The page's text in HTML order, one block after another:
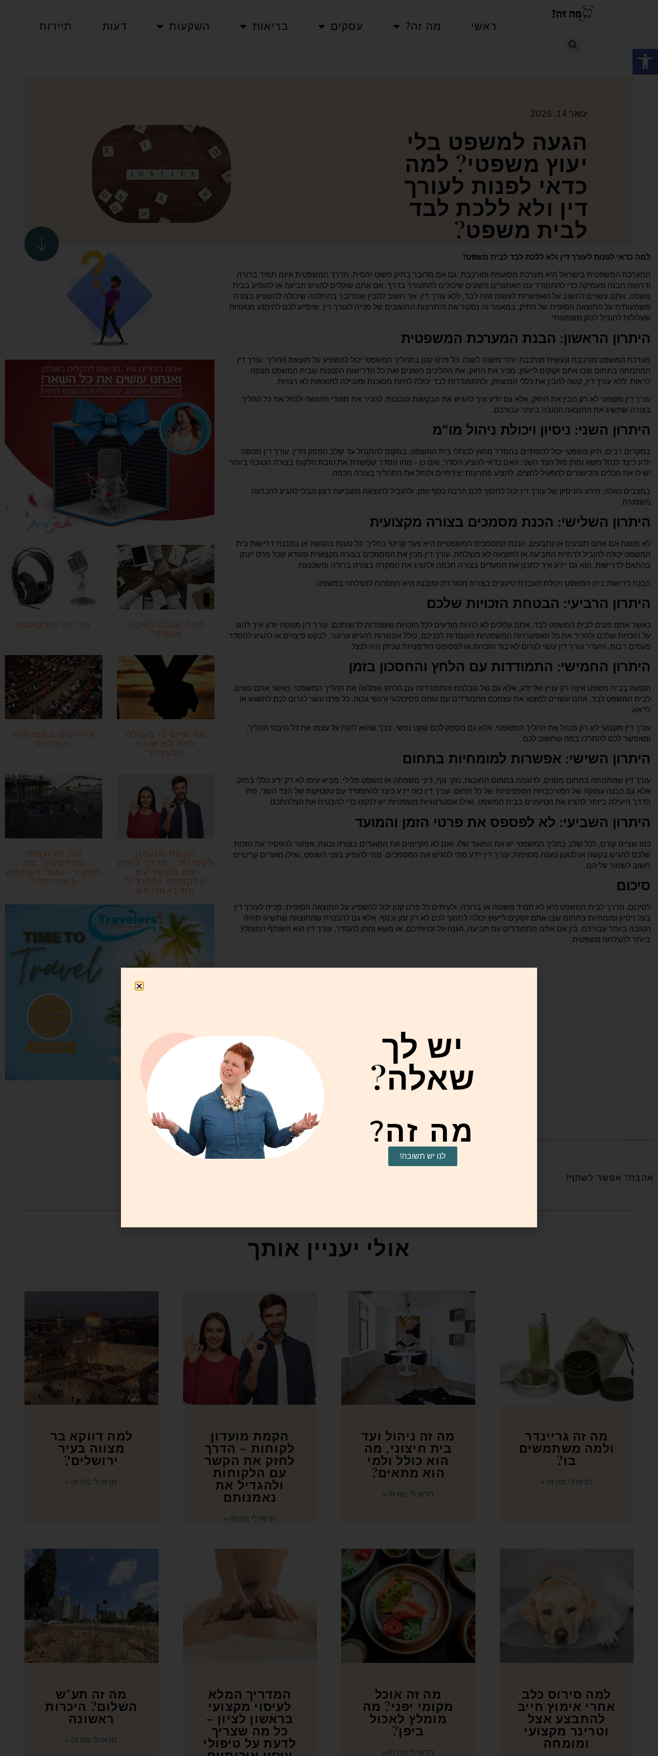
פתח סרגל נגישות
ראשי מה זה? עסקים בריאות השקעות דעות תיירות
ינואר 14, 2025
הגעה למשפט בלי
יעוץ משפטי? למה
כדאי לפנות לעורך
דין ולא ללכת לבד
לבית משפט?
למה כדאי לפנות לעורך דין ולא ללכת לבד לבית משפט?
המערכת המשפטית בישראל היא מערכת מסועפת ומורכבת. גם אם מדובר בתיק פשוט יחסית, הדרך המשפטית אינה תמיד ברורה
ודרושה הבנה מעמיקה כדי להתמודד עם האתגרים השונים שיכולים להתעורר בדרך. אם אתם שוקלים להגיש תביעה או להופיע בבית
משפט, אתם עשויים לחשוב על האפשרות לעשות זאת לבד, ללא עורך דין. אך חשוב להבין שמדובר בהחלטה שיכולה להשפיע בצורה
משמעותית על התוצאה הסופית של התיק. במאמר זה נסקור את היתרונות החשובים של פנייה לעורך דין, שיסייע לכם להימנע מטעויות
שעלולות להוביל לנזק משמעותי.
היתרון הראשון: הבנת המערכת המשפטית
מערכת המשפט מורכבת ונעשית מורכבת יותר משנה לשנה. כל פרט קטן בתהליך המשפטי יכול להשפיע על תוצאת ההליך. עורך דין
המתמחה בתחום שבו אתם זקוקים לייעוץ, מכיר את החוק, את ההליכים השונים ואת כל הדרישות הקטנות שבית המשפט מצפה
לראות. ללא עורך דין, קשה להבין את כללי המשחק, ולהתמודדות לבד יכולה להיות מסוכנת ומובילה לתוצאות לא רצויות.
עורך דין מקצועי לא רק מבין את החוק, אלא גם יודע איך להגיש את הבקשות הנכונות, להכיר את מועדי ההגשה ולנהל את כל ההליך
בצורה שתשיג את התוצאה הטובה ביותר עבורכם.
היתרון השני: ניסיון ויכולת ניהול מו"מ
במקרים רבים, תיק משפטי יכול להסתיים בהסדר מחוץ לכותלי בית המשפט, במקום להתנהל עד שלב הפסק הדין. עורך דין מנוסה
יודע כיצד לנהל משא ומתן מול הצד השני, האם כדאי להציע הסדר, ואם כן – מהו הסדר שמשרת את טובת הלקוח בצורה הטובה ביותר.
יש לו את הכלים והכישורים להפעיל לחצים, להציע פתרונות יצירתיים ולנהל את התהליך בצורה חכמה.
במצבים כאלה, הידע והניסיון של עורך דין יכול לחסוך לכם הרבה כסף וזמן, ולהוביל לתוצאה משביעת רצון מבלי להגיע להכרעה
משפטית.
היתרון השלישי: הכנת מסמכים בצורה מקצועית
לא משנה אם אתם תובעים או נתבעים, הכנת המסמכים המשפטיים היא צעד קריטי בהליך. כל טעות בהגשה או בהבנת דרישות בית
המשפט יכולה להוביל לדחיית התביעה או לתוצאה לא מוצלחת. עורך דין מכין את המסמכים בצורה מקצועית ומוודא שכל פרט יינתן
בהתאם לדרישות. הוא גם יידע איך לתכנן את הסעדים בצורה חכמה ולהציג את המקרה בצורה ברורה ומשכנעת.
הבנת דרישות בית המשפט ויכולת העברת טיעונים בצורה מסודרת ומובנת היא המפתח להצלחה במשפט.
היתרון הרביעי: הבטחת הזכויות שלכם
כאשר אתם פונים לבית המשפט לבד, אתם עלולים לא להיות מודעים לכל הזכויות שעומדות לרשותכם. עורך דין מנוסה יודע איך להגן
על הזכויות שלכם ולהכיר את כל האפשרויות המשפטיות העומדות לפניכם, כולל אפשרות להגיש ערעור, לבקש פיצויים או להגיע להסדר.
פעמים רבות, היעדר עורך דין עשוי לגרום לאיבוד הזכויות או לפספוס הזדמנויות שניתן היה לנצל.
היתרון החמישי: התמודדות עם הלחץ והחסכון בזמן
הופעה בבית משפט אינה רק עניין של ידע, אלא גם של סבלנות והתמודדות עם הלחץ שמלווה את ההליך המשפטי. כאשר אתם פונים
לבית המשפט לבד, אתם עשויים למצוא את עצמכם מתמודדים עם עומס פסיכולוגי ורגשי גבוה. כל פרט עשוי לגרום לכם לחשוש או
לדאוג.
עורך דין מקצועי לא רק מנהל את ההליך המשפטי, אלא גם מספק לכם שקט נפשי, בכך שהוא לוקח על עצמו את כל היבטי ההליך,
ומאפשר לכם להתרכז במה שחשוב לכם.
היתרון השישי: אפשרות למומחיות בתחום
עורך דין שמתמחה בתחום מסוים, לדוגמה בתחום החובות, נזקי גוף, דיני משפחה או משפט פלילי, מביא עימו לא רק ידע כללי בחוק,
אלא גם הבנה עמוקה של המורכבויות הספציפיות של כל תחום. עורך דין כזה יידע כיצד להתמודד עם טקטיקות של הצד השני, מהי
הדרך היעילה ביותר להציג את הטיעונים בבית המשפט, ואילו אסטרטגיות משפטיות יש לנקוט כדי להבטיח את הצלחתכם.
היתרון השביעי: לא לפספס את פרטי הזמן והמועד
כמו שציינו קודם, לכל שלב בהליך המשפטי יש את המועד שלו, ואם לא מקיימים את המועדים בצורה נכונה, אפשר להפסיד את הזכות
שלכם להגיש בקשה או לטעון טענה מסוימת. עורך דין יידע מתי להגיש את המסמכים, מתי להופיע בפני השופט, ואילו מועדים קריטיים
חשוב לשמור עליהם.
סיכום
לסיכום, הדרך לבית המשפט היא לא תמיד פשוטה או ברורה, ולעיתים כל פרט קטן יכול להשפיע על התוצאה הסופית. פנייה לעורך דין
בעל ניסיון ומומחיות בתחום שבו אתם זקוקים לייעוץ יכולה לחסוך לכם לא רק זמן וכסף, אלא גם להבטיח שהתוצאה שתשיגו תהיה
הטובה ביותר עבורכם. בין אם אתם מתמודדים עם תביעה, הגנה על זכויותיכם, או משא ומתן להסדר, עורך דין הוא השותף המומלץ
ביותר להצלחה משפטית.
כמה עולה לשכור
משרד?
מה זה פודקאסט
מה שיש לי בעולם
הזה לא שווה
בלעדייך
אירועים בעמותות
השונות
הקמת מועדון
לקוחות – הדרך לחזק
את הקשר עם
הלקוחות ולהגדיל
את נאמנותם
מה זה שמאי
מקרקעין? מה
תפקידו ומתי נשתמש
בשירותיו?
אהבת? אפשר לשתף!
אולי יעניין אותך
מה זה גריינדר
ולמה משתמשים
בו?
תראו לי מה זה »
מה זה ניהול ועד
בית חיצוני, מה
הוא כולל ולמי
הוא מתאים?
תראו לי מה זה »
הקמת מועדון
לקוחות – הדרך
לחזק את הקשר
עם הלקוחות
ולהגדיל את
נאמנותם
תראו לי מה זה »
למה דווקא בר
מצווה בעיר
ירושלים?
תראו לי מה זה »
למה סירוס כלב
אחרי אימוץ חייב
להתבצע אצל
וטרינר מקצועי
ומומחה
מה זה אוכל
מקומי יפני? מה
מומלץ לאכול
ביפן?
תראו לי מה זה »
המדריך המלא
לעיסוי מקצועי
בראשון לציון –
כל מה שצריך
לדעת על טיפולי
מה זה תע"ש
השלום? היכרות
ראשונה
תראו לי מה זה »
יש לך
שאלה?
מה זה?
לנו יש תשובה!